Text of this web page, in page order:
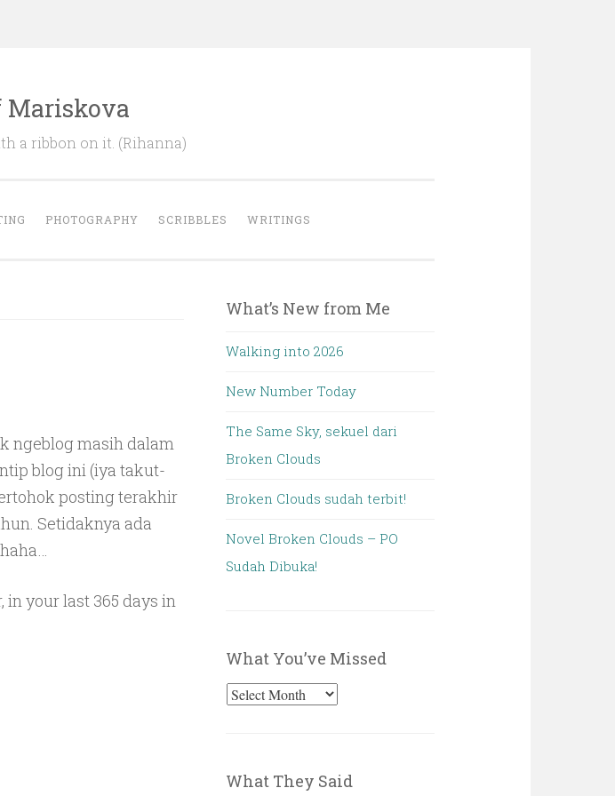
Mariskova
a ribbon on it. (Rihanna)
PHOTOGRAPHY SCRIBBLES WRITINGS
ngeblog masih dalam
blog ini (iya takut-
posting terakhir
Setidaknya ada
in your last 365 days in
What’s New from Me
Walking into 2026
New Number Today
The Same Sky, sekuel dari
Broken Clouds
Broken Clouds sudah terbit!
Novel Broken Clouds – PO
Sudah Dibuka!
What You’ve Missed
What
What They Said